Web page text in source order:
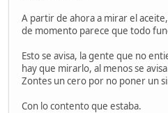
A partir de ahora a mirar el
de momento parece que todo
Esto se avisa, la gente que no
hay que mirarlo, al menos se
Zontes un cero por no poner un
Con lo contento que estaba.